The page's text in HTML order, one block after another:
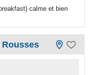
calme et bien